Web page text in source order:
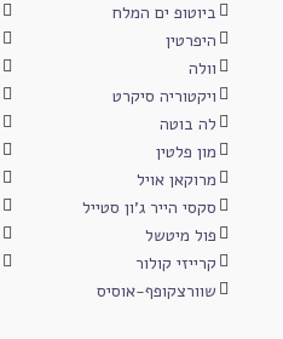
ביוטופ ים המלח
היפרטין
וולה
ויקטוריה סיקרט
לה בוטה
מון פלטין
מרוקאן אויל
סקסי הייר ג'ון סטייל
פול מיטשל
קרייזי קולור
שוורצקופף-אוסיס